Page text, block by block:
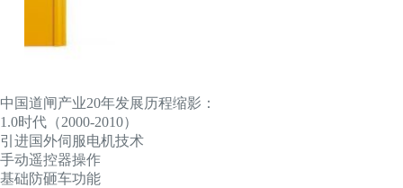
中国道闸产业20年发展历程缩影：
1.0时代（2000-2010）
引进国外伺服电机技术
手动遥控器操作
基础防砸车功能